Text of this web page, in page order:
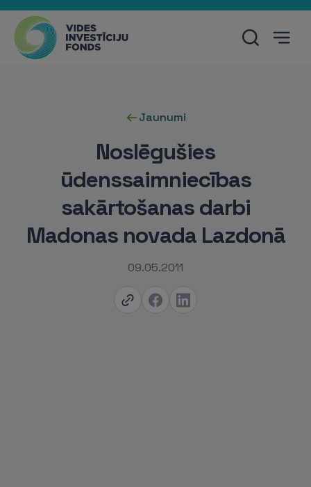
Jaunumi
Noslēgušies
ūdenssaimniecības
sakārtošanas darbi
Madonas novada Lazdonā
09.05.2011